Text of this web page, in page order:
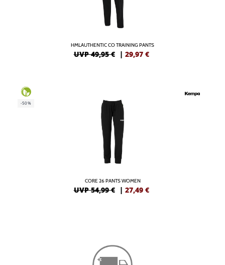
HMLAUTHENTIC CO TRAINING PANTS
UVP 49,95 € | 29,97 €
-50%
CORE 26 PANTS WOMEN
UVP 54,99 € | 27,49 €